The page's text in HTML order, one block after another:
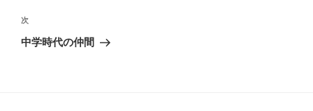
ビ
ゲ
投
稿
次
の
次
中学時代の仲間